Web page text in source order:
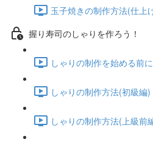
玉子焼きの制作方法(仕上
握り寿司のしゃりを作ろう！
しゃりの制作を始める前
しゃりの制作方法(初級編
しゃりの制作方法(上級前